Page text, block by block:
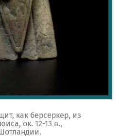
как берсеркер, из
ок. 12-13 в.,